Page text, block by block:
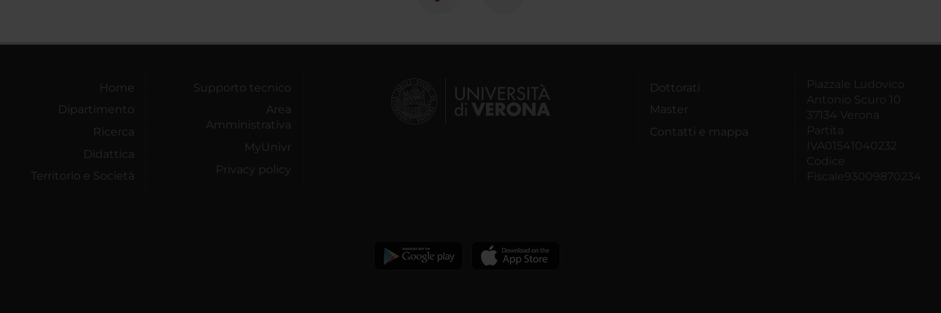
Home
Dipartimento
Ricerca
Didattica
Territorio e Società
Supporto tecnico
Area
Amministrativa
MyUnivr
Privacy policy
Dottorati
Master
Contatti e mappa
Piazzale Ludovico
Antonio Scuro 10
37134 Verona
Partita
IVA01541040232
Codice
Fiscale93009870234